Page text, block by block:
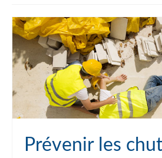
Accéder à Signals
Prévenir les